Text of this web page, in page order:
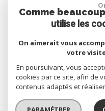
© 2026 | Tous droits
Plan du site Mentions
Toutes nos
Comme
utilise les
On aimerait vous
votre
En poursuivant, vous
cookies par ce site, afin de
contenus adaptés et